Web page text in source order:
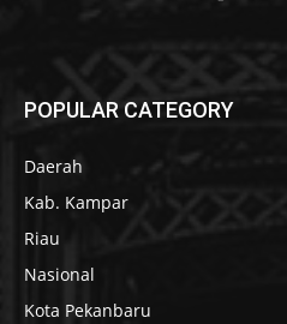
POPULAR CATEGORY
Daerah
Kab. Kampar
Riau
Nasional
Kota Pekanbaru